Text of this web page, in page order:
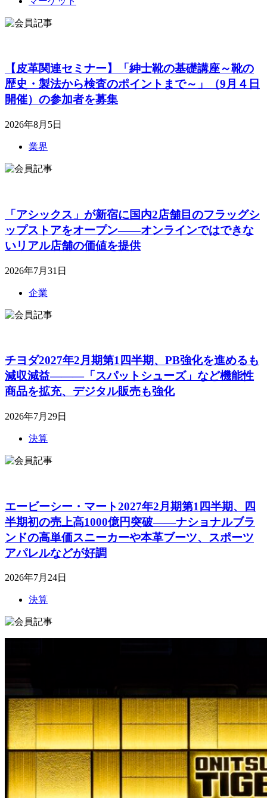
【皮革関連セミナー】「紳士靴の基礎講座～靴の
歴史・製法から検査のポイントまで～」（9月４日
開催）の参加者を募集
2026年8月5日
業界
「アシックス」が新宿に国内2店舗目のフラッグシ
ップストアをオープン――オンラインではできな
いリアル店舗の価値を提供
2026年7月31日
企業
チヨダ2027年2月期第1四半期、PB強化を進めるも
減収減益―――「スパットシューズ」など機能性
商品を拡充、デジタル販売も強化
2026年7月29日
決算
エービーシー・マート2027年2月期第1四半期、四
半期初の売上高1000億円突破――ナショナルブラ
ンドの高単価スニーカーや本革ブーツ、スポーツ
アパレルなどが好調
2026年7月24日
決算